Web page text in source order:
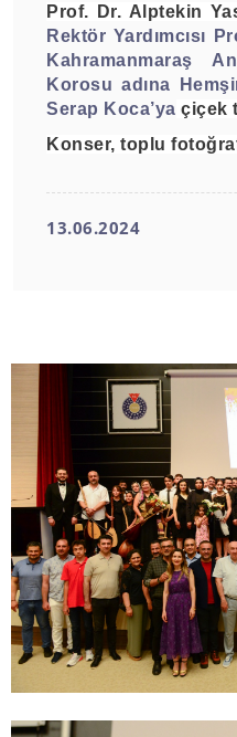
Prof. Dr. Alptekin
Rektör Yardımcısı
Kahramanmaraş
Korosu adına
Serap Koca’ya çiçek
Konser, toplu
13.06.2024